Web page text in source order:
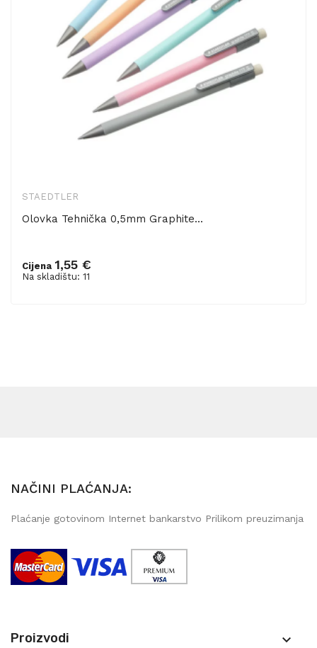
STAEDTLER
Olovka Tehnička 0,5mm Graphite...
Cijena 1,55 €
Na skladištu: 11
Dodaj u košaricu
NAČINI PLAĆANJA:
Plaćanje gotovinom Internet bankarstvo Prilikom preuzimanja
Proizvodi 